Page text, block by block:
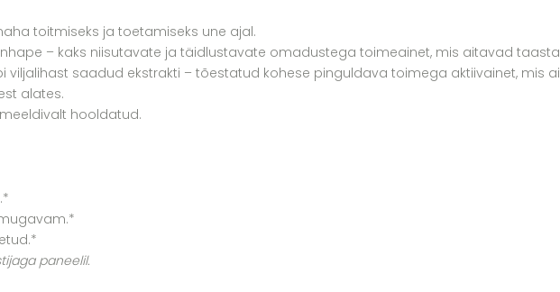
toitmiseks ja toetamiseks une ajal.
– kaks niisutavate ja täidlustavate omadustega toimeainet, mis aitavad
viljalihast saadud ekstrakti – tõestatud kohese pinguldava toimega aktiivainet, mis
alates.
hooldatud.
paneelil.